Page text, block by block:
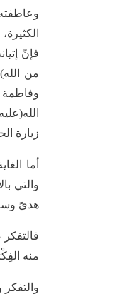
فإنّ
زيارة
أما
والتي
هدىً
فالتفكر
منه